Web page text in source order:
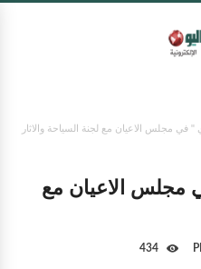
مجلس الاعيان مع لجنة السياحة والاثار
الاعيان مع